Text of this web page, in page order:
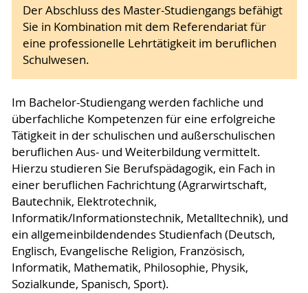
Der Abschluss des Master-Studiengangs befähigt
Sie in Kombination mit dem Referendariat für
eine professionelle Lehrtätigkeit im beruflichen
Schulwesen.
Im Bachelor-Studiengang werden fachliche und
überfachliche Kompetenzen für eine erfolgreiche
Tätigkeit in der schulischen und außerschulischen
beruflichen Aus- und Weiterbildung vermittelt.
Hierzu studieren Sie Berufspädagogik, ein Fach in
einer beruflichen Fachrichtung (Agrarwirtschaft,
Bautechnik, Elektrotechnik,
Informatik/Informationstechnik, Metalltechnik), und
ein allgemeinbildendendes Studienfach (Deutsch,
Englisch, Evangelische Religion, Französisch,
Informatik, Mathematik, Philosophie, Physik,
Sozialkunde, Spanisch, Sport).